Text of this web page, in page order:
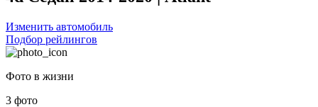
Изменить автомобиль
Подбор рейлингов
Фото в жизни
3 фото